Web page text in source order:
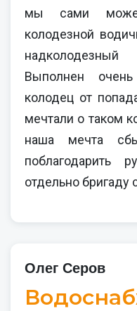
мы сами
колодезной
Выполнен
колодец от
мечтали о таком
наша мечта
поблагодарить
отдельно бригаду
Олег Серов